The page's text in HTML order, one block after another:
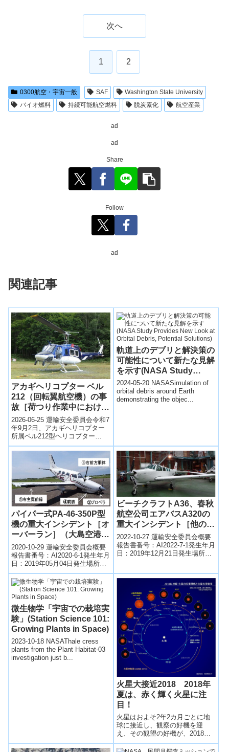
次へ
1 2
0300航空・宇宙一般 SAF
Washington State University
バイオ燃料
持続可能航空燃料 脱炭素化 航空産業
ad
ad
Share
Follow
ad
関連記事
アカギヘリコプター ベル
212（回転翼航空機）の事
故［荷つり作業中における
地上作業員の負傷］(福島
県南会津郡檜枝岐村、令和
7年9月2日発生）
2026-06-25 運輸安全委員会令和7
年9月2日、アカギヘリコプター
所属ベル212型ヘリコプター
（JA9617）は、福島県檜枝岐
村・尾瀬ヶ原で木道整備工事
軌道上のデブリと解決策の
可能性について新たな見解
を示す(NASA Study
Provides New Look at
Orbital Debris, Potential
Solutions)
2024-05-20 NASASimulation of
orbital debris around Earth
demonstrating the objec...
パイパー式PA-46-350P型
機の重大インシデント［オ
ーバーラン］（大島空港、
令和元年5月4日発生）
2020-10-29 運輸安全委員会概要
報告書番号：AI2020-6-1発生年月
日：2019年05月04日発生場所：
大島空港航空機種類：飛行機航
空機区分：小型機...
ビーチクラフトA36、春秋
航空公司エアバスA320の
重大インシデント［他の航
空機との衝突又は接触のお
それ］(佐賀空港西南西上
空、令和元年12月21日発
2022-10-27 運輸安全委員会概要
報告書番号：AI2022-7-1発生年月
日：2019年12月21日発生場所：
微生物学「宇宙での栽培実
験」(Station Science 101:
Growing Plants in Space)
2023-10-18 NASAThale cress
plants from the Plant Habitat-03
investigation just b...
火星大接近2018 2018年
夏は、赤く輝く火星に注
目！
火星はおよそ2年2カ月ごとに地
球に接近し、観察の好機を迎
え、その観望の好機が、2018年
の夏に訪れる。